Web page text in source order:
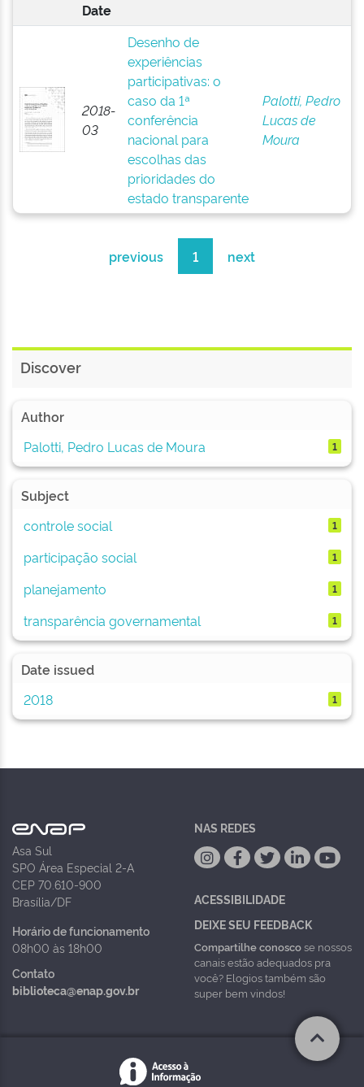
Date
2018-
03
Desenho de
experiências
participativas: o
caso da 1ª
conferência
nacional para
escolhas das
prioridades do
estado transparente
Palotti, Pedro
Lucas de
Moura
previous 1 next
Discover
Author
Palotti, Pedro Lucas de Moura
1
Subject
controle social
1
participação social 1
planejamento 1
transparência governamental 1
Date issued
2018
1
Asa Sul
SPO Área Especial 2-A
CEP 70.610-900
Brasília/DF
Horário de funcionamento
08h00 às 18h00
Contato
biblioteca@enap.gov.br
NAS REDES
ACESSIBILIDADE
DEIXE SEU FEEDBACK
Compartilhe conoscose nossos
canais estão adequados pra
você? Elogios também são
super bem vindos!